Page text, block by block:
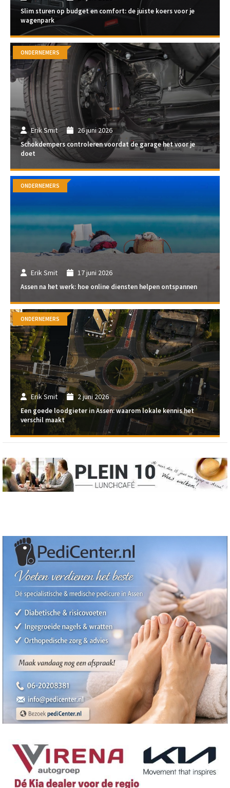
Slim sturen op budget en comfort: de juiste koers voor je
wagenpark
Erik Smit 26 juni 2026
Schokdempers controleren voordat de garage het voor je
doet
ONDERNEMERS
Erik Smit 17 juni 2026
Assen na het werk: hoe online diensten helpen ontspannen
ONDERNEMERS
Erik Smit 2 juni 2026
Een goede loodgieter in Assen: waarom lokale kennis het
verschil maakt
ONDERNEMERS